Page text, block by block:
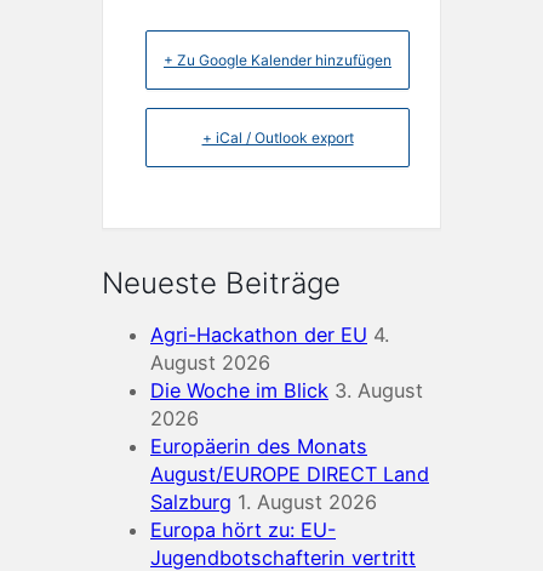
+ Zu Google Kalender hinzufügen
+ iCal / Outlook export
Neueste Beiträge
Agri-Hackathon der EU 4.
August 2026
Die Woche im Blick 3. August
2026
Europäerin des Monats
August/EUROPE DIRECT Land
Salzburg 1. August 2026
Europa hört zu: EU-
Jugendbotschafterin vertritt